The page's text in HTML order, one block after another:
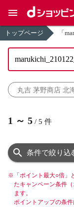
トップページ 「
丸吉 茅野商店 北
1 ～ 5 / 5 件
条件で絞り込
※ 「ポイント最大○倍
たキャンペーン条件
ます。
ポイントアップの条